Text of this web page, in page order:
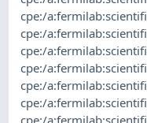
cpe:/
cpe:/
cpe:/
cpe:/
cpe:/
cpe:/
cpe:/